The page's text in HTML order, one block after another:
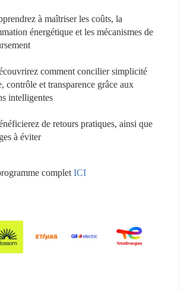
à maîtriser les coûts, la
énergétique et les mécanismes de
comment concilier simplicité
contrôle et transparence grâce aux
intelligentes
de retours pratiques, ainsi que
à éviter
complet ICI